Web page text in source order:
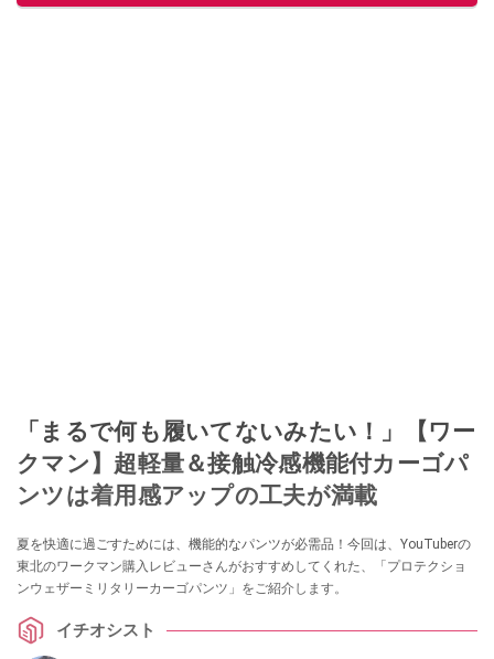
「まるで何も履いてないみたい！」【ワー
クマン】超軽量＆接触冷感機能付カーゴパ
ンツは着用感アップの工夫が満載
夏を快適に過ごすためには、機能的なパンツが必需品！今回は、YouTuberの
東北のワークマン購入レビューさんがおすすめしてくれた、「プロテクショ
ンウェザーミリタリーカーゴパンツ」をご紹介します。
イチオシスト